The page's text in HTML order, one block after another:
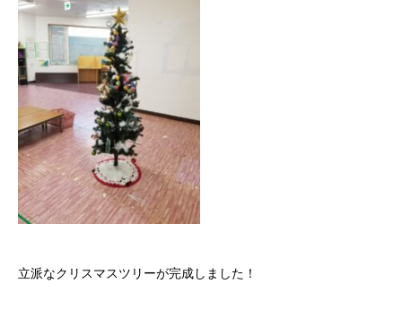
立派なクリスマスツリーが完成しました！